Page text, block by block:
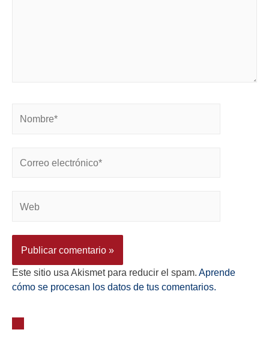
Este sitio usa Akismet para reducir el spam. Aprende
cómo se procesan los datos de tus comentarios.